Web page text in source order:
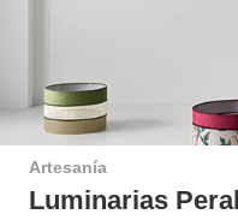
Artesanía
Luminarias